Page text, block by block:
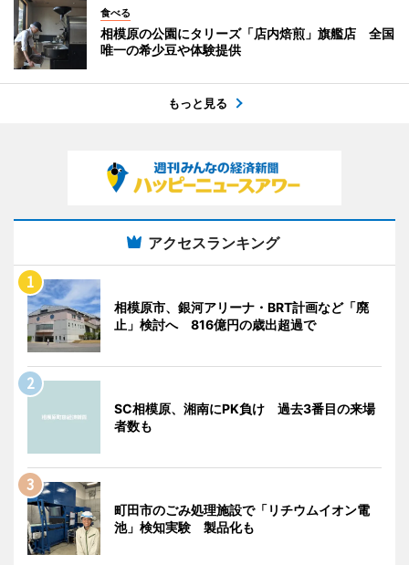
食べる
相模原の公園にタリーズ「店内焙煎」旗艦店 全国
唯一の希少豆や体験提供
もっと見る
アクセスランキング
相模原市、銀河アリーナ・BRT計画など「廃
止」検討へ 816億円の歳出超過で
SC相模原、湘南にPK負け 過去3番目の来場
者数も
町田市のごみ処理施設で「リチウムイオン電
池」検知実験 製品化も